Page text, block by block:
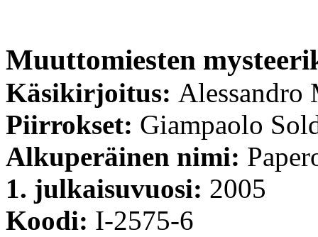
Muuttomiesten
Käsikirjoitus: Alessandro
Piirrokset: Giampaolo
Alkuperäinen nimi:
1. julkaisuvuosi: 2005
Koodi: I-2575-6